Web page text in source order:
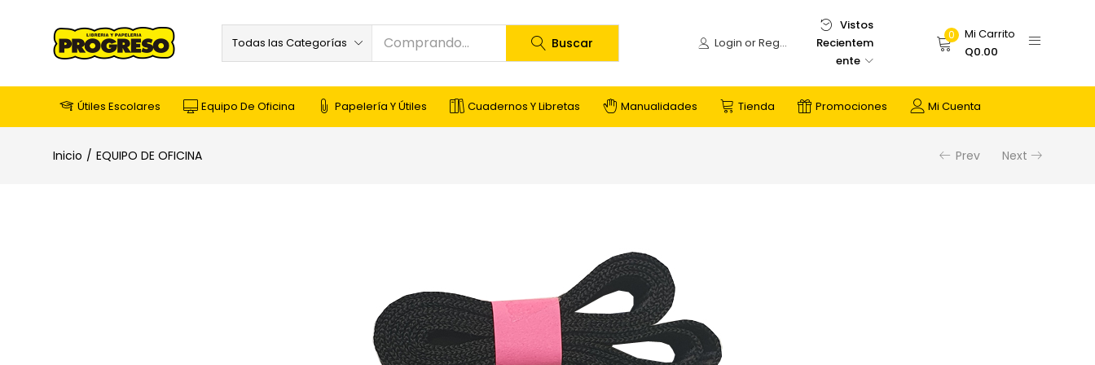
Todas las Categorías Buscar Login or Register
Vistos
Recientem
ente
0
Mi Carrito
Q0.00
Útiles Escolares Equipo De Oficina Papelería Y Útiles Cuadernos Y Libretas Manualidades Tienda Promociones Mi Cuenta
Inicio EQUIPO DE OFICINA Prev Next